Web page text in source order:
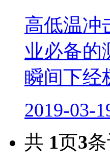
高低温冲
业必备的
瞬间下经
2019-03-
共 1页3